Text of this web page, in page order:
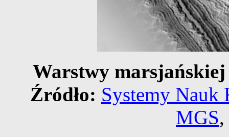
Warstwy
Źródło: Systemy Nauk
MGS,